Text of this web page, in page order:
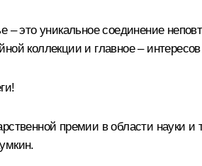
– это уникальное соединение
коллекции и главное –
премии в области науки